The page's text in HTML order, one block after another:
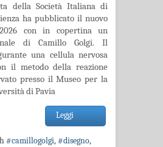
della Società Italiana di
ha pubblicato il nuovo
con in copertina un
di Camillo Golgi. Il
una cellula nervosa
il metodo della reazione
presso il Museo per la
di Pavia
Leggi
#camillogolgi,#disegno,